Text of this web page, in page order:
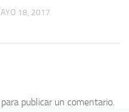
18, 2017
para publicar un comentario.